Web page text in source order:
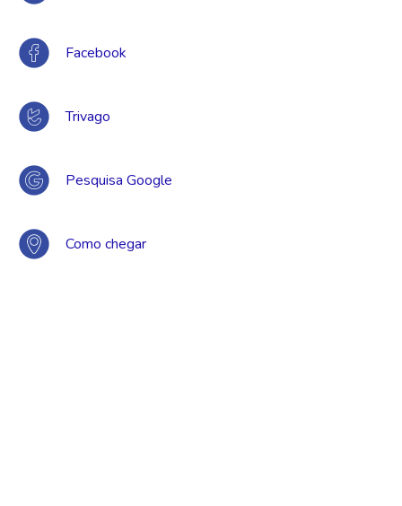
Facebook
Trivago
Pesquisa Google
Como chegar